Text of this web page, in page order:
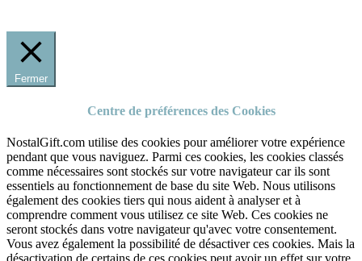
Fermer
Centre de préférences des Cookies
NostalGift.com utilise des cookies pour améliorer votre expérience
pendant que vous naviguez. Parmi ces cookies, les cookies classés
comme nécessaires sont stockés sur votre navigateur car ils sont
essentiels au fonctionnement de base du site Web. Nous utilisons
également des cookies tiers qui nous aident à analyser et à
comprendre comment vous utilisez ce site Web. Ces cookies ne
seront stockés dans votre navigateur qu'avec votre consentement.
Vous avez également la possibilité de désactiver ces cookies. Mais la